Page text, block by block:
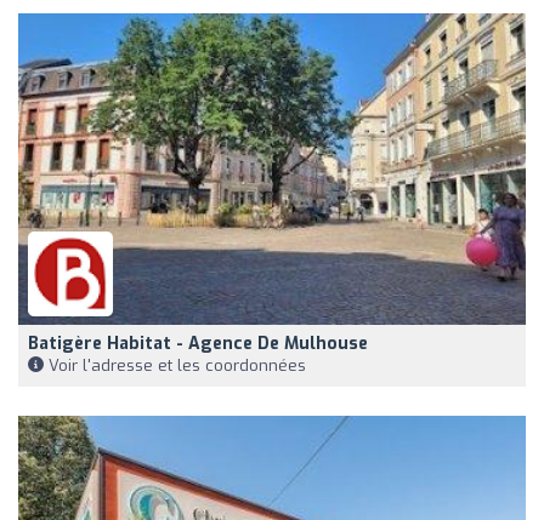
Batigère Habitat - Agence De Mulhouse
Voir l'adresse et les coordonnées